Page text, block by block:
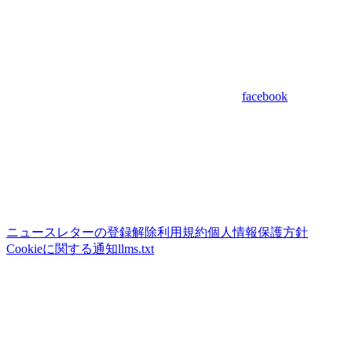
facebook
ニュースレターの登録解除利用規約個人情報保護方針
Cookieに関する通知llms.txt